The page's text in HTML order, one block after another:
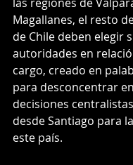
Magallanes, el resto
de Chile deben elegir
autoridades en
cargo, creado en
para desconcentrar
decisiones
desde Santiago para
este país.